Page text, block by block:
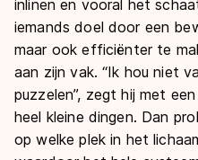
inlinen en vooral het
iemands doel door een
maar ook efficiënter te
aan zijn vak. “Ik hou niet
puzzelen”, zegt hij met
heel kleine dingen. Dan
op welke plek in het